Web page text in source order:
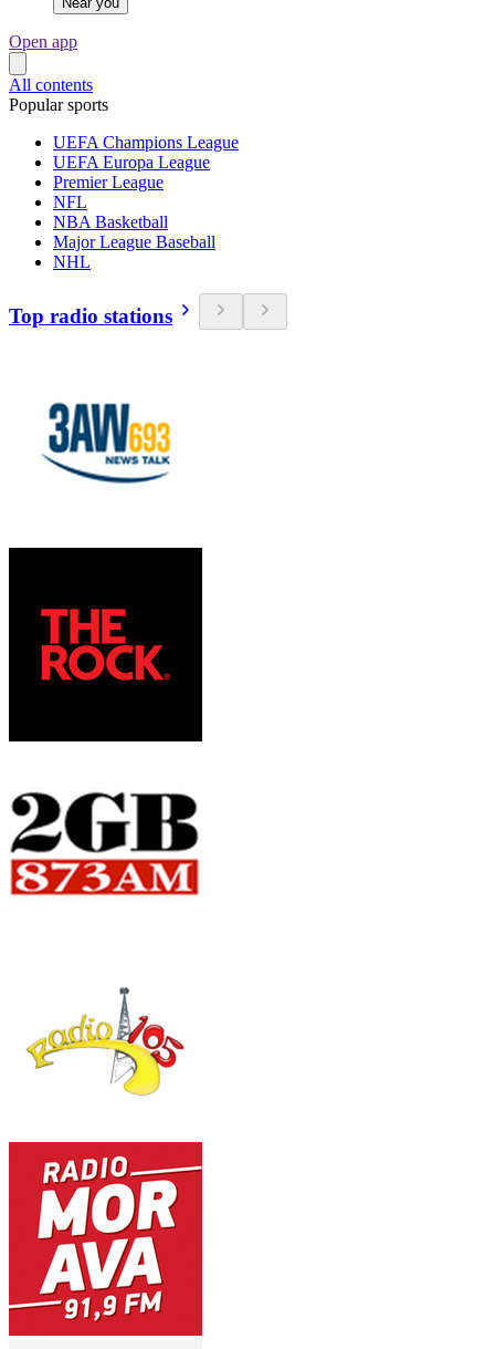
Open app
All contents
Popular sports
UEFA Champions League
UEFA Europa League
Premier League
NFL
NBA Basketball
Major League Baseball
NHL
Top radio stations